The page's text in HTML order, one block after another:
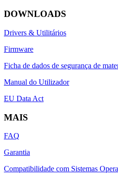
DOWNLOADS
Drivers & Utilitários
Firmware
Ficha de dados de segurança de
Manual do Utilizador
EU Data Act
MAIS
FAQ
Garantia
Compatibilidade com Sistemas